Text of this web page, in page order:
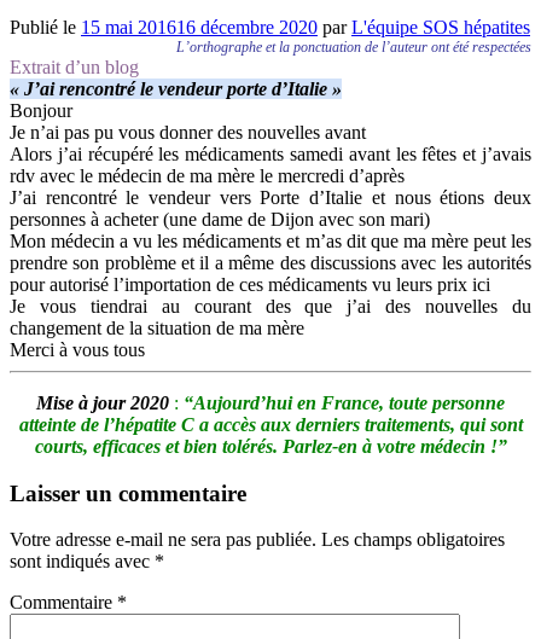
Publié le 15 mai 201616 décembre 2020 parL'équipe SOS hépatites
L’orthographe et la ponctuation de l’auteur ont été respectées
Extrait d’un blog
« J’ai rencontré le vendeur porte d’Italie »
Bonjour
Je n’ai pas pu vous donner des nouvelles avant
Alors j’ai récupéré les médicaments samedi avant les fêtes et j’avais
rdv avec le médecin de ma mère le mercredi d’après
J’ai rencontré le vendeur vers Porte d’Italie et nous étions deux
personnes à acheter (une dame de Dijon avec son mari)
Mon médecin a vu les médicaments et m’as dit que ma mère peut les
prendre son problème et il a même des discussions avec les autorités
pour autorisé l’importation de ces médicaments vu leurs prix ici
Je vous tiendrai au courant des que j’ai des nouvelles du
changement de la situation de ma mère
Merci à vous tous
Mise à jour 2020 : “Aujourd’hui en France, toute personne
atteinte de l’hépatite C a accès aux derniers traitements, qui sont
courts, efficaces et bien tolérés. Parlez-en à votre médecin !”
Laisser un commentaire
Votre adresse e-mail ne sera pas publiée. Les champs obligatoires
sont indiqués avec *
Commentaire *